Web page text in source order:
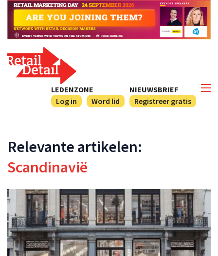
NIEUWSBRIEF
Registreer gratis
LEDENZONE
Log in
Word lid
Relevante artikelen:
Scandinavië